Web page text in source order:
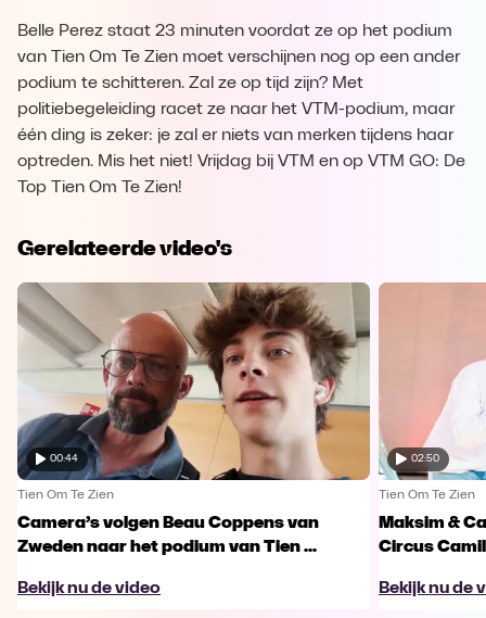
Belle Perez staat 23 minuten voordat ze op het podium
van Tien Om Te Zien moet verschijnen nog op een ander
podium te schitteren. Zal ze op tijd zijn? Met
politiebegeleiding racet ze naar het VTM-podium, maar
één ding is zeker: je zal er niets van merken tijdens haar
optreden. Mis het niet! Vrijdag bij VTM en op VTM GO: De
Top Tien Om Te Zien!
Gerelateerde video's
00:44
Tien Om Te Zien
Camera’s volgen Beau Coppens van
Zweden naar het podium van Tien ...
Bekijk nu de video
02:50
Tien Om Te Zien
Maksim &
Circus
Bekijk nu de